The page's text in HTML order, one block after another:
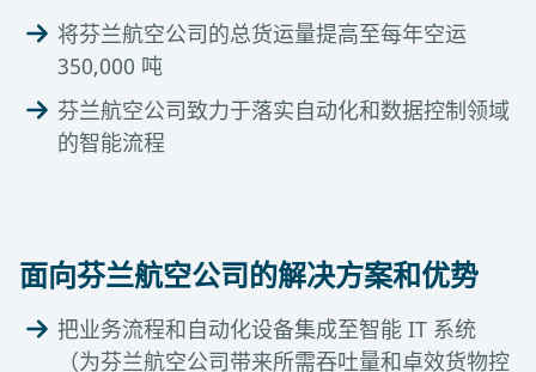
将芬兰航空公司的总货运量提高至每年空运
350,000 吨
芬兰航空公司致力于落实自动化和数据控制领域
的智能流程
面向芬兰航空公司的解决方案和优势
把业务流程和自动化设备集成至智能 IT 系统
（为芬兰航空公司带来所需吞吐量和卓效货物控